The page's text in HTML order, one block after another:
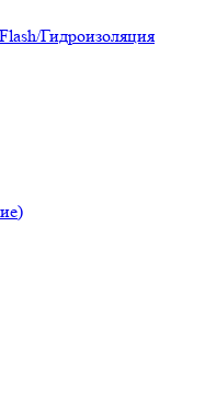
Гидроизоляция